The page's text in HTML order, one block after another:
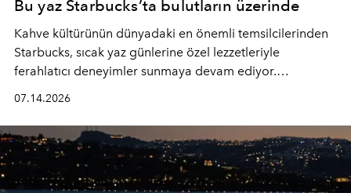
Bu yaz Starbucks’ta bulutların üzerinde
Kahve kültürünün dünyadaki en önemli temsilcilerinden
Starbucks, sıcak yaz günlerine özel lezzetleriyle
ferahlatıcı deneyimler sunmaya devam ediyor.
yepyeni Cloud Frappuccino® Blended Beverage çeşitleri
ve yiyecek alternatifleri yazın keyfine lezzet katıyor.
07.14.2026